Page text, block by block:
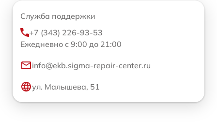
Служба поддержки
+7 (343) 226-93-53
Ежедневно с 9:00 до 21:00
info@ekb.sigma-repair-center.ru
ул. Малышева, 51